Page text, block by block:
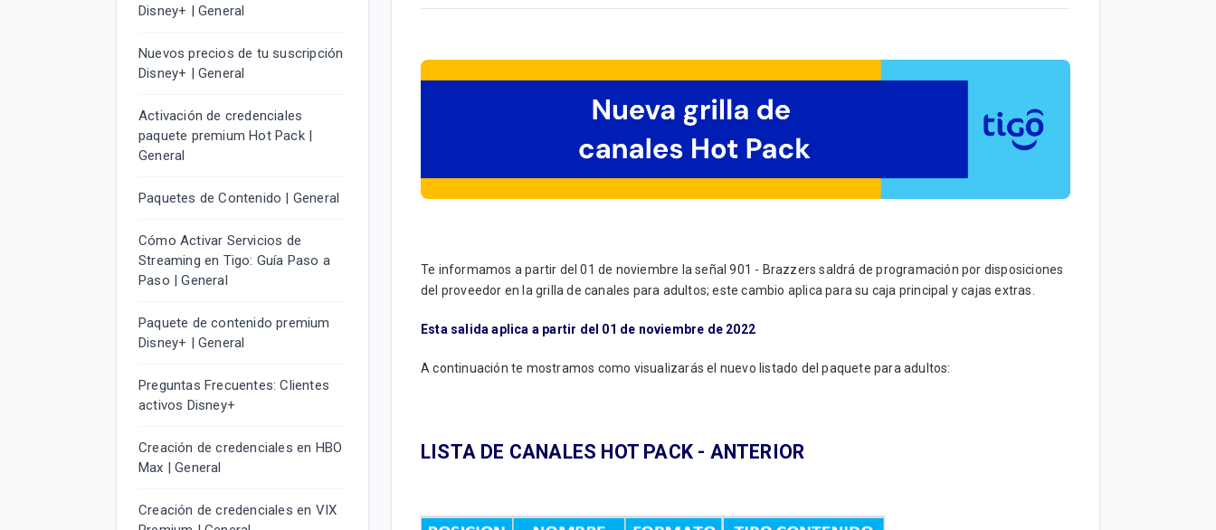
Disney+ | General
Nuevos precios de tu suscripción
Disney+ | General
Activación de credenciales
paquete premium Hot Pack |
General
Paquetes de Contenido | General
Cómo Activar Servicios de
Streaming en Tigo: Guía Paso a
Paso | General
Paquete de contenido premium
Disney+ | General
Preguntas Frecuentes: Clientes
activos Disney+
Creación de credenciales en HBO
Max | General
Creación de credenciales en VIX
Te informamos a partir del 01 de noviembre la señal 901 - Brazzers saldrá de programación por disposiciones
del proveedor en la grilla de canales para adultos; este cambio aplica para su caja principal y cajas extras.
Esta salida aplica a partir del 01 de noviembre de 2022
A continuación te mostramos como visualizarás el nuevo listado del paquete para adultos:
LISTA DE CANALES HOT PACK - ANTERIOR